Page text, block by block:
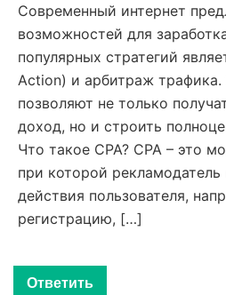
Современный интернет
возможностей для
популярных стратегий
Action) и арбитраж
позволяют не только
доход, но и строить
Что такое СРА? СРА – это
при которой рекламодатель
действия пользователя,
регистрацию, […]
Ответить